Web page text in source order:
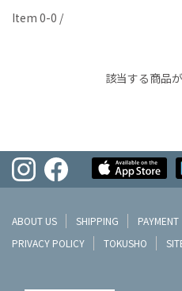
Item 0-0 /
該当する商品
ABOUT US SHIPPING PAYMENT
PRIVACY POLICY
TOKUSHO